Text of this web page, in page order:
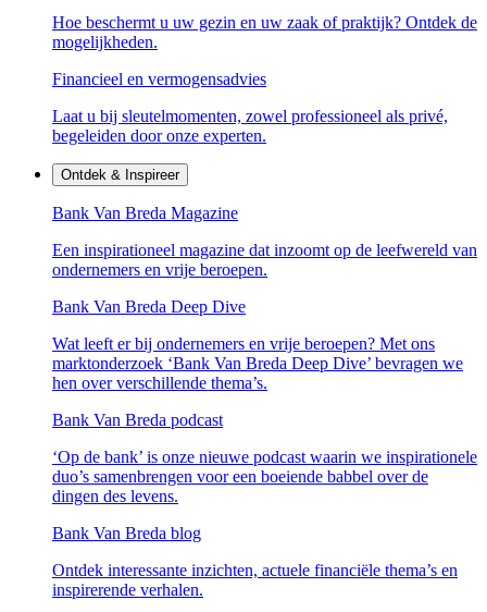
Hoe beschermt u uw gezin en uw zaak of praktijk? Ontdek de
mogelijkheden.
Financieel en vermogensadvies
Laat u bij sleutelmomenten, zowel professioneel als privé,
begeleiden door onze experten.
Ontdek & Inspireer
Bank Van Breda Magazine
Een inspirationeel magazine dat inzoomt op de leefwereld van
ondernemers en vrije beroepen.
Bank Van Breda Deep Dive
Wat leeft er bij ondernemers en vrije beroepen? Met ons
marktonderzoek ‘Bank Van Breda Deep Dive’ bevragen we
hen over verschillende thema’s.
Bank Van Breda podcast
‘Op de bank’ is onze nieuwe podcast waarin we inspirationele
duo’s samenbrengen voor een boeiende babbel over de
dingen des levens.
Bank Van Breda blog
Ontdek interessante inzichten, actuele financiële thema’s en
inspirerende verhalen.